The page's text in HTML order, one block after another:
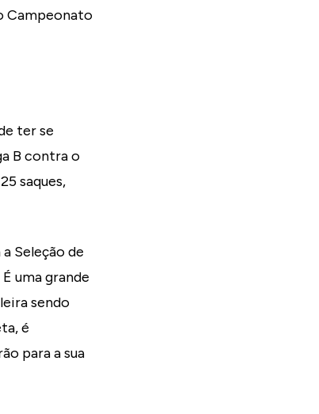
Campeonato
ter se
B contra o
saques,
Seleção de
uma grande
sendo
é
para a sua